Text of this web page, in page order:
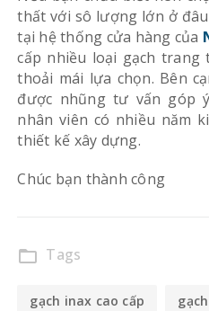
thất với sô lượng lớn ở
tại hệ thống cửa hàng của
cấp nhiều loại gạch
thoải mái lựa chọn. Bên
được nhũng tư vấn góp
nhân viên có nhiều năm
thiết kế xây dựng.
Chúc bạn thành công
folder_open Tags
gạch inax cao cấp